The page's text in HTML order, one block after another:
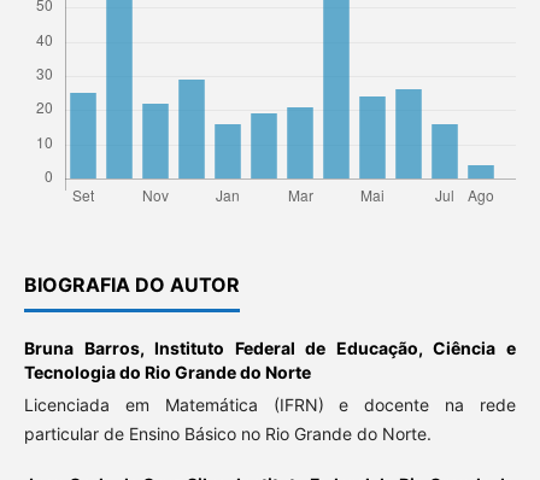
BIOGRAFIA DO AUTOR
Bruna Barros,Instituto Federal de Educação, Ciência e
Tecnologia do Rio Grande do Norte
Licenciada em Matemática (IFRN) e docente na rede
particular de Ensino Básico no Rio Grande do Norte.